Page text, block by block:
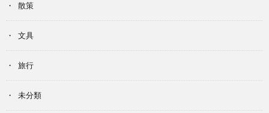
散策
文具
旅行
未分類